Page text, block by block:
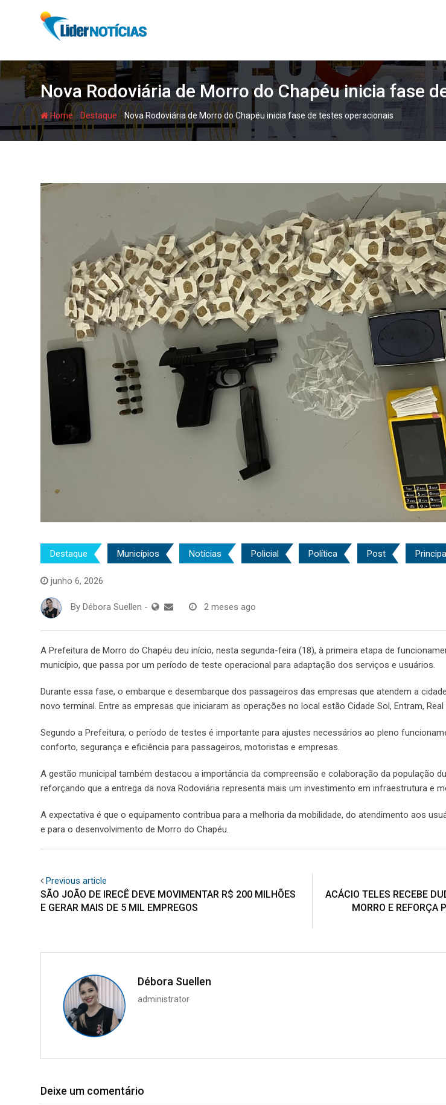
Nova Rodoviária de Morro do Chapéu inicia fase
Home - Destaque -Nova Rodoviária de Morro do Chapéu inicia fase de testes operacionais
Destaque Municípios Notícias Policial Política Post
junho 6, 2026
By Débora Suellen - 2 meses ago
A Prefeitura de Morro do Chapéu deu início, nesta segunda-feira (18), à primeira etapa de
município, que passa por um período de teste operacional para adaptação dos serviços e usuários.
Durante essa fase, o embarque e desembarque dos passageiros das empresas que atendem a
novo terminal. Entre as empresas que iniciaram as operações no local estão Cidade Sol, Entram, Real
Segundo a Prefeitura, o período de testes é importante para ajustes necessários ao pleno
conforto, segurança e eficiência para passageiros, motoristas e empresas.
A gestão municipal também destacou a importância da compreensão e colaboração da população
reforçando que a entrega da nova Rodoviária representa mais um investimento em infraestrutura e
A expectativa é que o equipamento contribua para a melhoria da mobilidade, do atendimento aos
e para o desenvolvimento de Morro do Chapéu.
Previous article
SÃO JOÃO DE IRECÊ DEVE MOVIMENTAR R$ 200 MILHÕES
E GERAR MAIS DE 5 MIL EMPREGOS
ACÁCIO TELES RECEBE
MORRO E REFORÇA
Débora Suellen
administrator
Deixe um comentário